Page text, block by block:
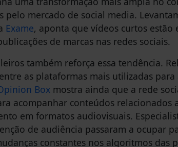
pelo mercado de social media.
Exame, aponta que vídeos curtos estão
de marcas nas redes sociais.
também reforça essa tendência.
as plataformas mais utilizadas para
Box mostra ainda que a rede
acompanhar conteúdos relacionados
em formatos audiovisuais.
de audiência passaram a ocupar
constantes nos algoritmos das